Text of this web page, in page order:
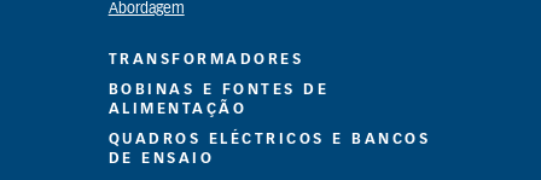
Abordagem
TRANSFORMADORES
BOBINAS E FONTES DE
ALIMENTAÇÃO
QUADROS ELÉCTRICOS E BANCOS
DE ENSAIO